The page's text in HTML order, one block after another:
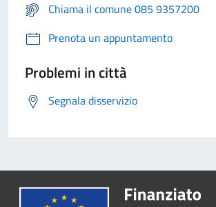
Chiama il comune 085 9357200
Prenota un appuntamento
Problemi in città
Segnala disservizio